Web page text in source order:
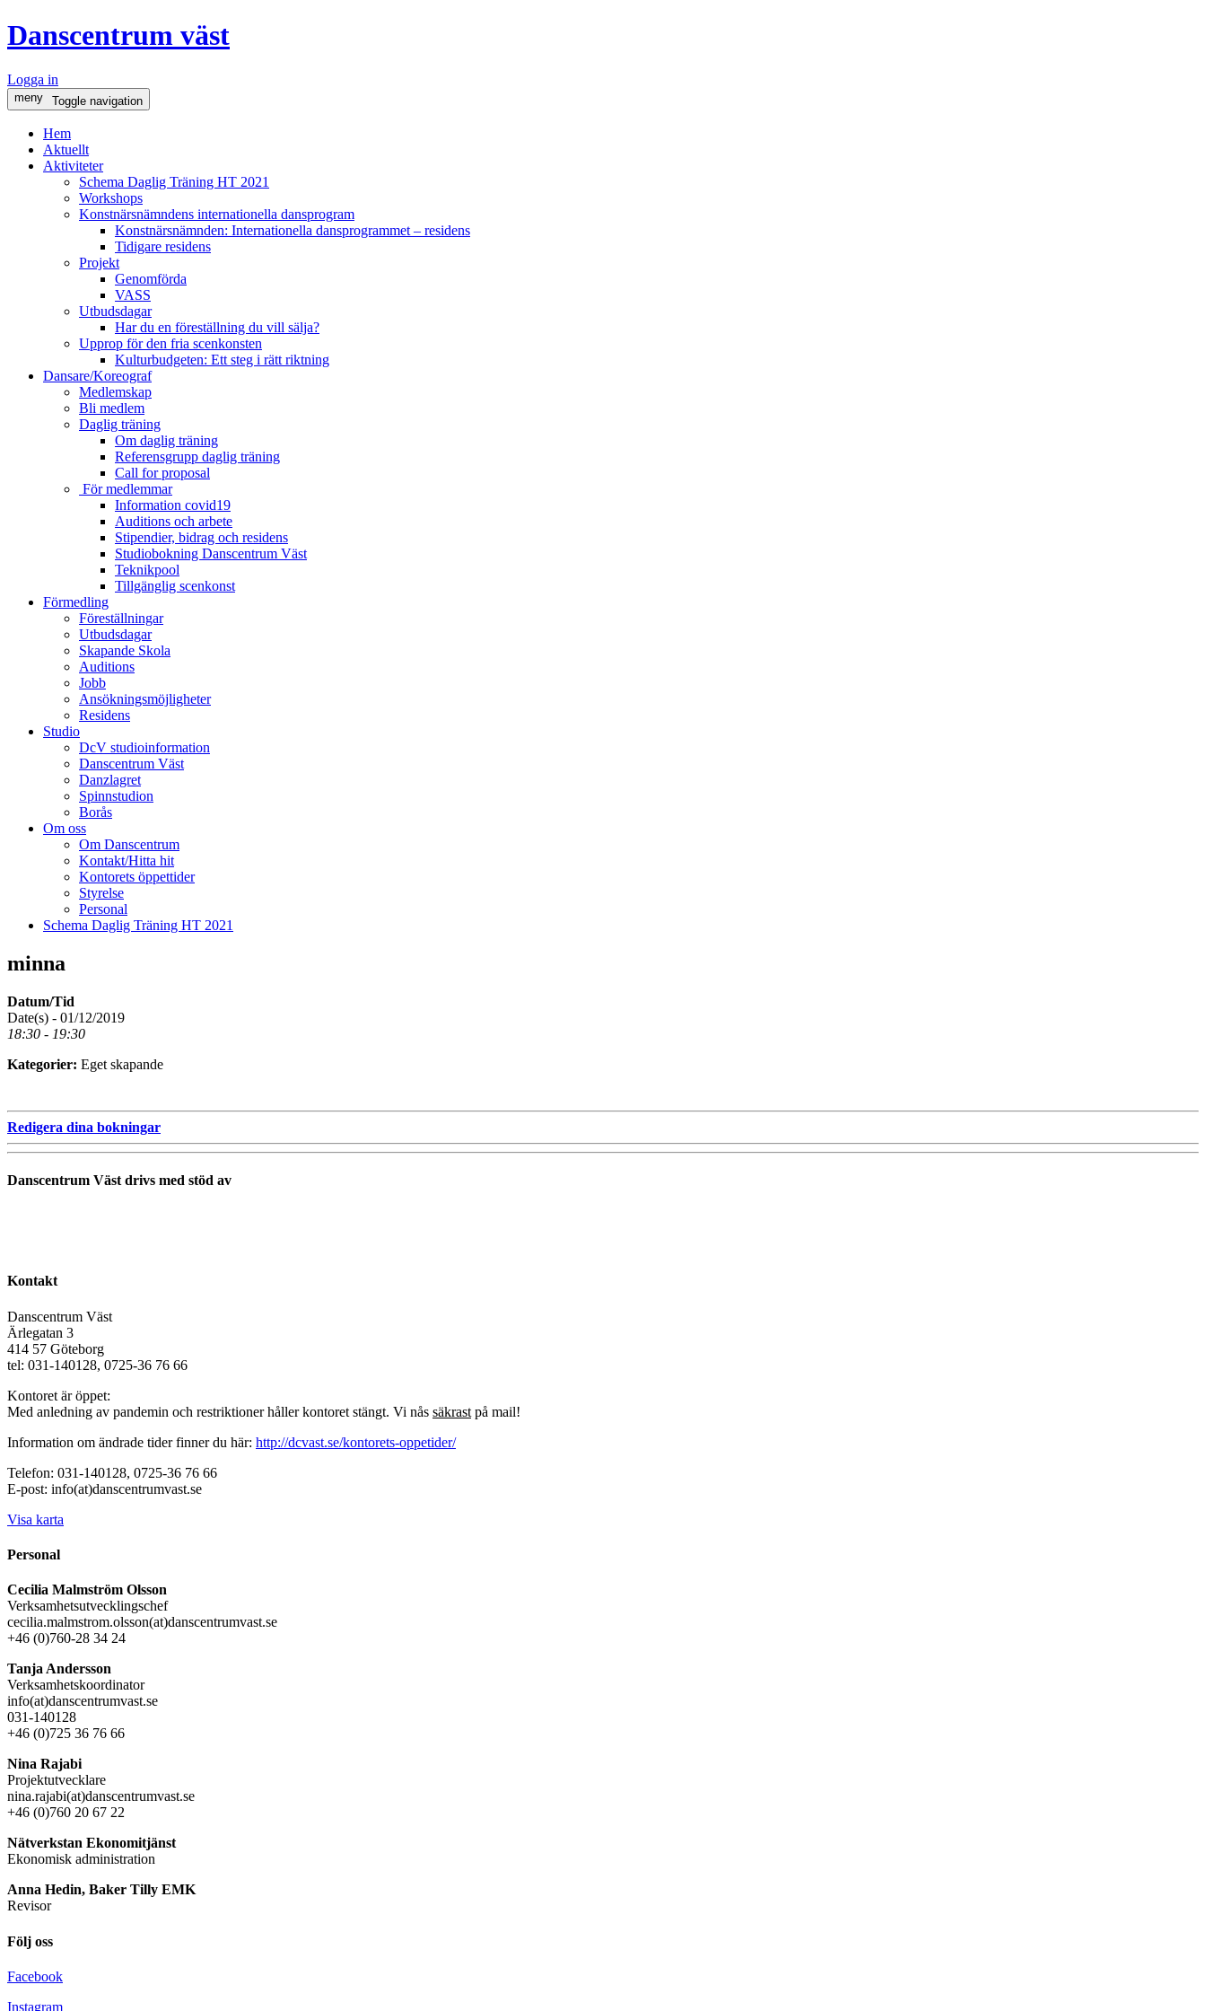
Danscentrum väst
Logga in
meny Toggle navigation
Hem
Aktuellt
Aktiviteter
Schema Daglig Träning HT 2021
Workshops
Konstnärsnämndens internationella dansprogram
Konstnärsnämnden: Internationella dansprogrammet – residens
Tidigare residens
Projekt
Genomförda
VASS
Utbudsdagar
Har du en föreställning du vill sälja?
Upprop för den fria scenkonsten
Kulturbudgeten: Ett steg i rätt riktning
Dansare/Koreograf
Medlemskap
Bli medlem
Daglig träning
Om daglig träning
Referensgrupp daglig träning
Call for proposal
För medlemmar
Information covid19
Auditions och arbete
Stipendier, bidrag och residens
Studiobokning Danscentrum Väst
Teknikpool
Tillgänglig scenkonst
Förmedling
Föreställningar
Utbudsdagar
Skapande Skola
Auditions
Jobb
Ansökningsmöjligheter
Residens
Studio
DcV studioinformation
Danscentrum Väst
Danzlagret
Spinnstudion
Borås
Om oss
Om Danscentrum
Kontakt/Hitta hit
Kontorets öppettider
Styrelse
Personal
Schema Daglig Träning HT 2021
minna
Datum/Tid
Date(s) - 01/12/2019
18:30 - 19:30
Kategorier: Eget skapande
Redigera dina bokningar
Danscentrum Väst drivs med stöd av
Kontakt
Danscentrum Väst
Ärlegatan 3
414 57 Göteborg
tel: 031-140128, 0725-36 76 66
Kontoret är öppet:
Med anledning av pandemin och restriktioner håller kontoret stängt. Vi nås säkrast på mail!
Information om ändrade tider finner du här: http://dcvast.se/kontorets-oppetider/
Telefon: 031-140128, 0725-36 76 66
E-post: info(at)danscentrumvast.se
Visa karta
Personal
Cecilia Malmström Olsson
Verksamhetsutvecklingschef
cecilia.malmstrom.olsson(at)danscentrumvast.se
+46 (0)760-28 34 24
Tanja Andersson
Verksamhetskoordinator
info(at)danscentrumvast.se
031-140128
+46 (0)725 36 76 66
Nina Rajabi
Projektutvecklare
nina.rajabi(at)danscentrumvast.se
+46 (0)760 20 67 22
Nätverkstan Ekonomitjänst
Ekonomisk administration
Anna Hedin, Baker Tilly EMK
Revisor
Följ oss
Facebook
Instagram